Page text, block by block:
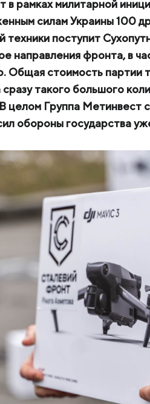
в рамках милитарной
силам Украины 100
техники поступит
направления фронта, в
Общая стоимость партии
такого большого
целом Группа Метинвест
обороны государства